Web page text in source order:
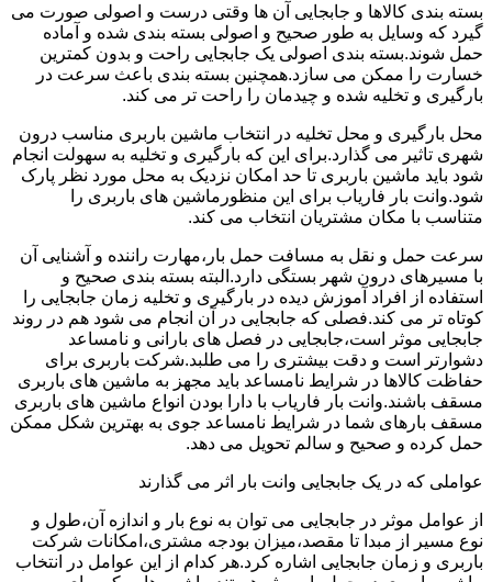
بسته بندی کالاها و جابجایی آن ها وقتی درست و اصولی صورت می
گیرد که وسایل به طور صحیح و اصولی بسته بندی شده و آماده
حمل شوند.بسته بندی اصولی یک جابجایی راحت و بدون کمترین
خسارت را ممکن می سازد.همچنین بسته بندی باعث سرعت در
بارگیری و تخلیه شده و چیدمان را راحت تر می کند.
محل بارگیری و محل تخلیه در انتخاب ماشین باربری مناسب درون
شهری تاثیر می گذارد.برای این که بارگیری و تخلیه به سهولت انجام
شود باید ماشین باربری تا حد امکان نزدیک به محل مورد نظر پارک
شود.وانت بار فاریاب برای این منظورماشین های باربری را
متناسب با مکان مشتریان انتخاب می کند.
سرعت حمل و نقل به مسافت حمل بار،مهارت راننده و آشنایی آن
با مسیرهای درون شهر بستگی دارد.البته بسته بندی صحیح و
استفاده از افراد آموزش دیده در بارگیری و تخلیه زمان جابجایی را
کوتاه تر می کند.فصلی که جابجایی در آن انجام می شود هم در روند
جابجایی موثر است،جابجایی در فصل های بارانی و نامساعد
دشوارتر است و دقت بیشتری را می طلبد.شرکت باربری برای
حفاظت کالاها در شرایط نامساعد باید مجهز به ماشین های باربری
مسقف باشند.وانت بار فاریاب با دارا بودن انواع ماشین های باربری
مسقف بارهای شما در شرایط نامساعد جوی به بهترین شکل ممکن
حمل کرده و صحیح و سالم تحویل می دهد.
عواملی که در یک جابجایی وانت بار اثر می گذارند
از عوامل موثر در جابجایی می توان به نوع بار و اندازه آن،طول و
نوع مسیر از مبدا تا مقصد،میزان بودجه مشتری،امکانات شرکت
باربری و زمان جابجایی اشاره کرد.هر کدام از این عوامل در انتخاب